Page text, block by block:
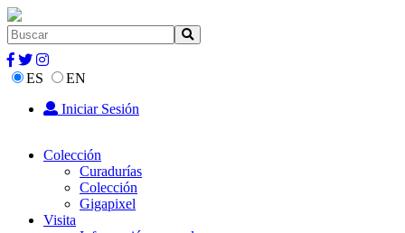
ES
EN
Iniciar Sesión
Colección
Curadurías
Colección
Gigapixel
Visita